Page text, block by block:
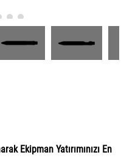
Ekipman Yatırımınızı En